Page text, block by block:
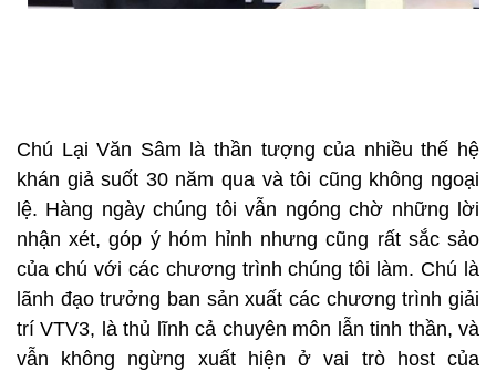
Chú Lại Văn Sâm là thần tượng của nhiều thế hệ
khán giả suốt 30 năm qua và tôi cũng không ngoại
lệ. Hàng ngày chúng tôi vẫn ngóng chờ những lời
nhận xét, góp ý hóm hỉnh nhưng cũng rất sắc sảo
của chú với các chương trình chúng tôi làm. Chú là
lãnh đạo trưởng ban sản xuất các chương trình giải
trí VTV3, là thủ lĩnh cả chuyên môn lẫn tinh thần, và
vẫn không ngừng xuất hiện ở vai trò host của